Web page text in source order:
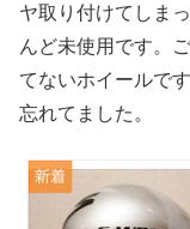
ヤ取り付けてしま
んど未使用です。
てないホイールで
忘れてました。